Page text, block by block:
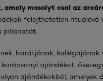
amely mosolyt csal az
felejthetetlen rituálévá
pillanatát.
barátjának, kollégájának
karácsonyi ajándékot,
ajándékokból, amelyek